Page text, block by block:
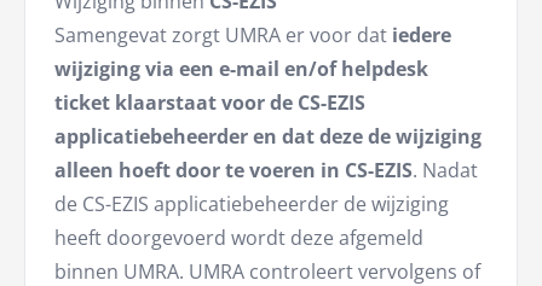
Samengevat zorgt UMRA er voor dat iedere
wijziging via een e-mail en/of helpdesk
ticket klaarstaat voor de CS-EZIS
applicatiebeheerder en dat deze de wijziging
alleen hoeft door te voeren in CS-EZIS. Nadat
de CS-EZIS applicatiebeheerder de wijziging
heeft doorgevoerd wordt deze afgemeld
binnen UMRA. UMRA controleert vervolgens of